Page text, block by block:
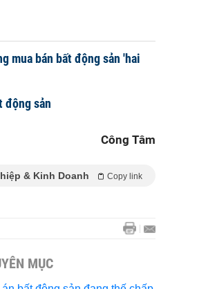
mua bán bất động sản 'hai
động sản
Công Tâm
& Kinh Doanh Copy link
MỤC